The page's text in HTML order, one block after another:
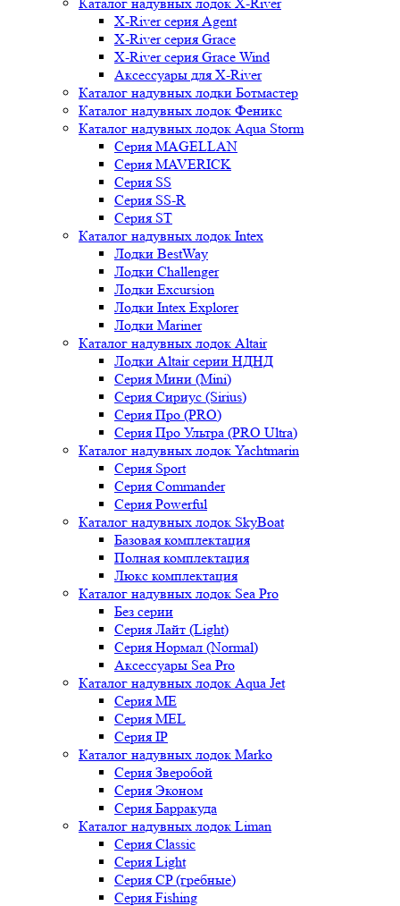
X-River серия Agent
X-River серия Grace
X-River серия Grace Wind
Аксессуары для X-River
Каталог надувных лодки Ботмастер
Каталог надувных лодок Феникc
Каталог надувных лодок Aqua Storm
Серия MAGELLAN
Серия MAVERICK
Серия SS
Серия SS-R
Серия ST
Каталог надувных лодок Intex
Лодки BestWay
Лодки Challenger
Лодки Excursion
Лодки Intex Explorer
Лодки Mariner
Каталог надувных лодок Altair
Лодки Altair серии НДНД
Серия Мини (Mini)
Серия Сириус (Sirius)
Серия Про (PRO)
Серия Про Ультра (PRO Ultra)
Каталог надувных лодок Yachtmarin
Серия Sport
Серия Commander
Серия Powerful
Каталог надувных лодок SkyBoat
Базовая комплектация
Полная комплектация
Люкс комплектация
Каталог надувных лодок Sea Pro
Без серии
Серия Лайт (Light)
Серия Нормал (Normal)
Аксессуары Sea Pro
Каталог надувных лодок Aqua Jet
Серия ME
Серия MEL
Серия IP
Каталог надувных лодок Marko
Серия Зверобой
Серия Эконом
Серия Барракуда
Каталог надувных лодок Liman
Серия Classic
Серия Light
Серия CP (гребные)
Серия Fishing